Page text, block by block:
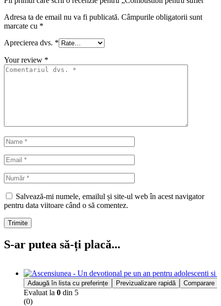
Adresa ta de email nu va fi publicată. Câmpurile obligatorii sunt
marcate cu *
Aprecierea dvs. *
Your review *
Salvează-mi numele, emailul și site-ul web în acest navigator
pentru data viitoare când o să comentez.
Trimite
S-ar putea să-ți placă...
Adaugă în lista cu preferințe Previzualizare rapidă Comparare
Evaluat la 0 din 5
(0)